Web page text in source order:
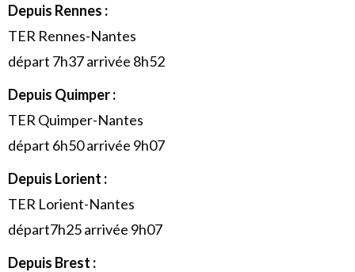
Depuis Rennes :
TER Rennes-Nantes
départ 7h37 arrivée 8h52
Depuis Quimper :
TER Quimper-Nantes
départ 6h50 arrivée 9h07
Depuis Lorient :
TER Lorient-Nantes
départ7h25 arrivée 9h07
Depuis Brest :